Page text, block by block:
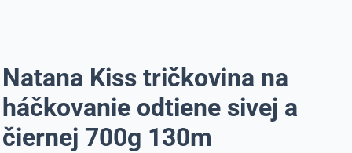
Natana Kiss tričkovina na
háčkovanie odtiene sivej a
čiernej 700g 130m